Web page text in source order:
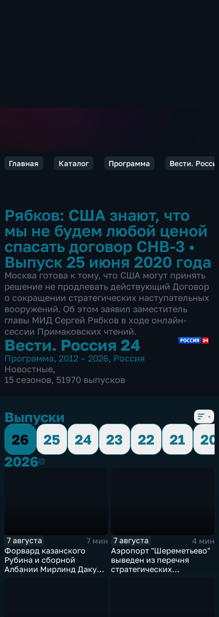
Главная Каталог Программа Вести.
Рябков: США знают, что
мы не будем любой ценой
спасать договор СНВ-3 •
Выпуск 25 июня 2020 года
Москва готова к тому, что США могут принять
решение не продлевать действующий Договор
о сокращении стратегических наступательных
вооружений. Об этом заявил заместитель
главы МИД Сергей Рябков в ходе онлайн-
сессии Примаковских чтений.
Вести. Россия 24
Программа, 2012 – 2026, Россия
Новостные,
15 сезонов, 51970 выпусков
Выпуски
26
25 24 23 22 21
20
20262026
7 августа
7 мин
Форвард казанского
Рубина и сборной
Албании Мирлинд Даку
7 августа
4 мин
Аэропорт "Шереметьево"
выведен из перечня
стратегических